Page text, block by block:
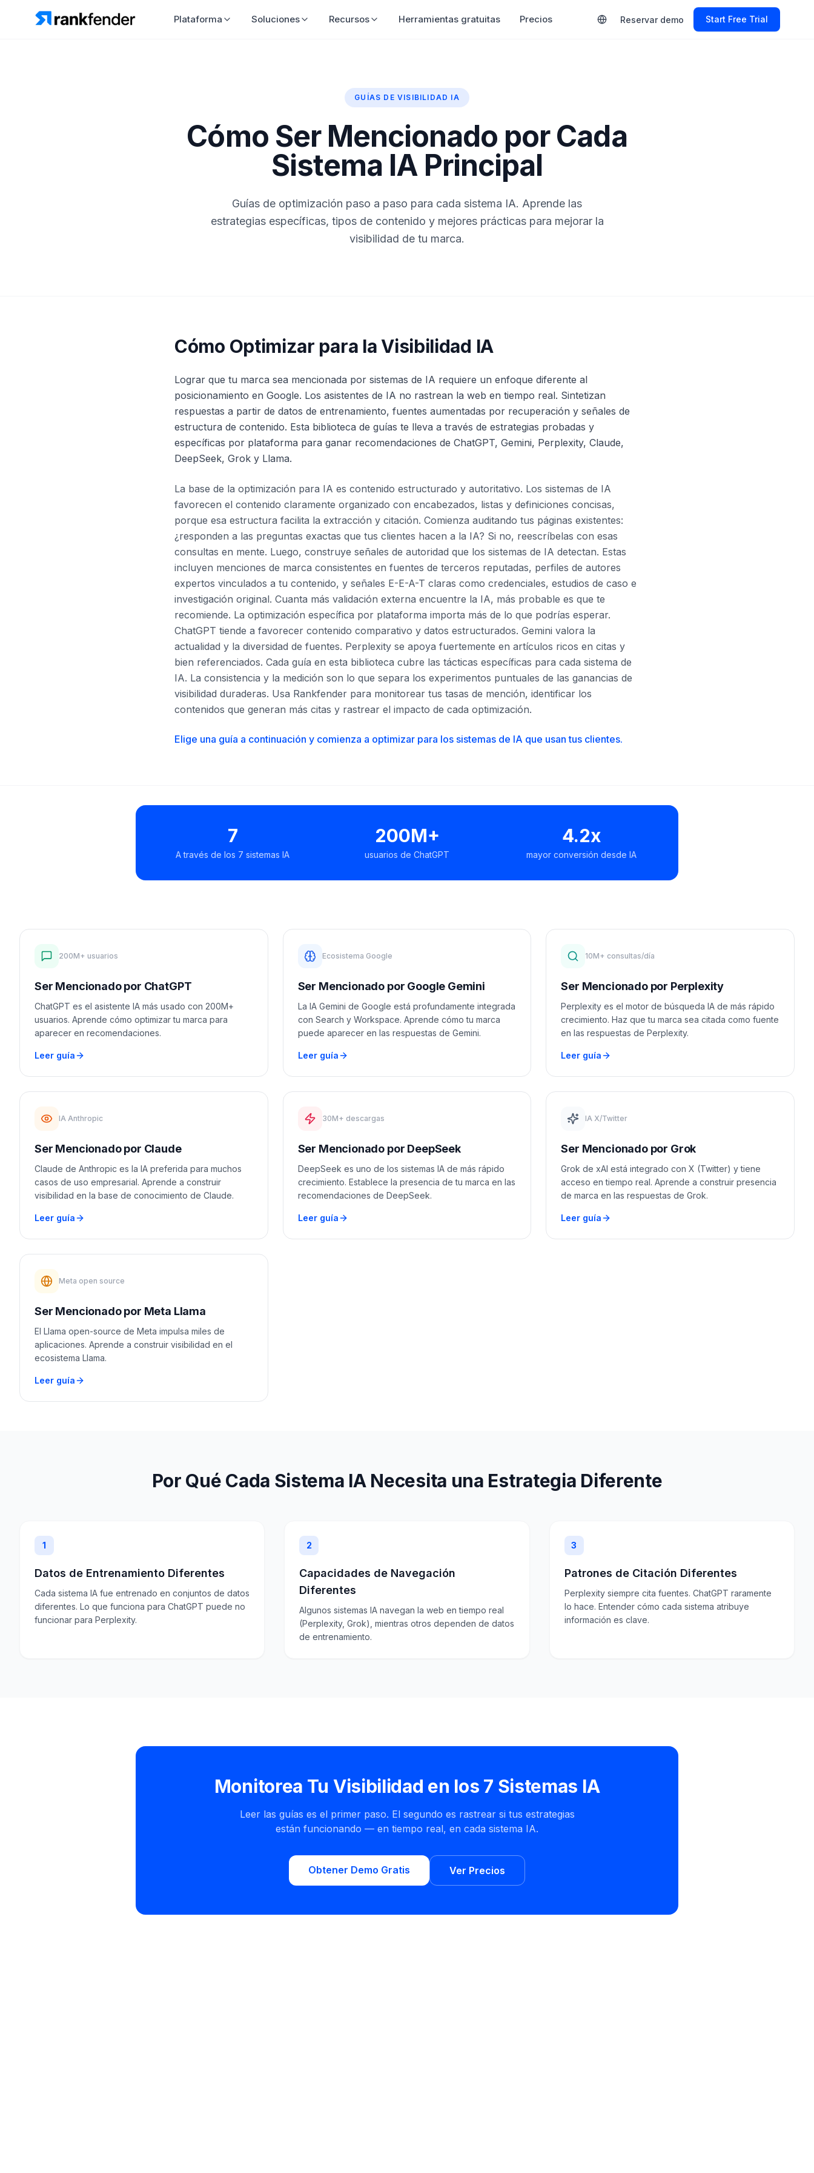
Plataforma Soluciones Recursos Herramientas gratuitas Precios Reservar demo Start Free Trial
GUÍAS DE VISIBILIDAD IA
Cómo Ser Mencionado por Cada
Sistema IA Principal
Guías de optimización paso a paso para cada sistema IA. Aprende las
estrategias específicas, tipos de contenido y mejores prácticas para mejorar la
visibilidad de tu marca.
Cómo Optimizar para la Visibilidad IA
Lograr que tu marca sea mencionada por sistemas de IA requiere un enfoque diferente al
posicionamiento en Google. Los asistentes de IA no rastrean la web en tiempo real. Sintetizan
respuestas a partir de datos de entrenamiento, fuentes aumentadas por recuperación y señales de
estructura de contenido. Esta biblioteca de guías te lleva a través de estrategias probadas y
específicas por plataforma para ganar recomendaciones de ChatGPT, Gemini, Perplexity, Claude,
DeepSeek, Grok y Llama.
La base de la optimización para IA es contenido estructurado y autoritativo. Los sistemas de IA
favorecen el contenido claramente organizado con encabezados, listas y definiciones concisas,
porque esa estructura facilita la extracción y citación. Comienza auditando tus páginas existentes:
¿responden a las preguntas exactas que tus clientes hacen a la IA? Si no, reescríbelas con esas
consultas en mente. Luego, construye señales de autoridad que los sistemas de IA detectan. Estas
incluyen menciones de marca consistentes en fuentes de terceros reputadas, perfiles de autores
expertos vinculados a tu contenido, y señales E-E-A-T claras como credenciales, estudios de caso e
investigación original. Cuanta más validación externa encuentre la IA, más probable es que te
recomiende. La optimización específica por plataforma importa más de lo que podrías esperar.
ChatGPT tiende a favorecer contenido comparativo y datos estructurados. Gemini valora la
actualidad y la diversidad de fuentes. Perplexity se apoya fuertemente en artículos ricos en citas y
bien referenciados. Cada guía en esta biblioteca cubre las tácticas específicas para cada sistema de
IA. La consistencia y la medición son lo que separa los experimentos puntuales de las ganancias de
visibilidad duraderas. Usa Rankfender para monitorear tus tasas de mención, identificar los
contenidos que generan más citas y rastrear el impacto de cada optimización.
Elige una guía a continuación y comienza a optimizar para los sistemas de IA que usan tus clientes.
7
A través de los 7 sistemas IA
200M+
usuarios de ChatGPT
4.2x
mayor conversión desde IA
200M+ usuarios
Ser Mencionado por ChatGPT
ChatGPT es el asistente IA más usado con 200M+
usuarios. Aprende cómo optimizar tu marca para
aparecer en recomendaciones.
Leer guía
Ecosistema Google
Ser Mencionado por Google Gemini
La IA Gemini de Google está profundamente integrada
con Search y Workspace. Aprende cómo tu marca
puede aparecer en las respuestas de Gemini.
Leer guía
10M+ consultas/día
Ser Mencionado por Perplexity
Perplexity es el motor de búsqueda IA de más rápido
crecimiento. Haz que tu marca sea citada como fuente
en las respuestas de Perplexity.
Leer guía
IA Anthropic
Ser Mencionado por Claude
Claude de Anthropic es la IA preferida para muchos
casos de uso empresarial. Aprende a construir
visibilidad en la base de conocimiento de Claude.
Leer guía
30M+ descargas
Ser Mencionado por DeepSeek
DeepSeek es uno de los sistemas IA de más rápido
crecimiento. Establece la presencia de tu marca en las
recomendaciones de DeepSeek.
Leer guía
IA X/Twitter
Ser Mencionado por Grok
Grok de xAI está integrado con X (Twitter) y tiene
acceso en tiempo real. Aprende a construir presencia
de marca en las respuestas de Grok.
Leer guía
Meta open source
Ser Mencionado por Meta Llama
El Llama open-source de Meta impulsa miles de
aplicaciones. Aprende a construir visibilidad en el
ecosistema Llama.
Leer guía
Por Qué Cada Sistema IA Necesita una Estrategia Diferente
1
Datos de Entrenamiento Diferentes
Cada sistema IA fue entrenado en conjuntos de datos
diferentes. Lo que funciona para ChatGPT puede no
funcionar para Perplexity.
2
Capacidades de Navegación
Diferentes
Algunos sistemas IA navegan la web en tiempo real
(Perplexity, Grok), mientras otros dependen de datos
de entrenamiento.
3
Patrones de Citación Diferentes
Perplexity siempre cita fuentes. ChatGPT raramente
lo hace. Entender cómo cada sistema atribuye
información es clave.
Monitorea Tu Visibilidad en los 7 Sistemas IA
Leer las guías es el primer paso. El segundo es rastrear si tus estrategias
están funcionando — en tiempo real, en cada sistema IA.
Obtener Demo Gratis Ver Precios